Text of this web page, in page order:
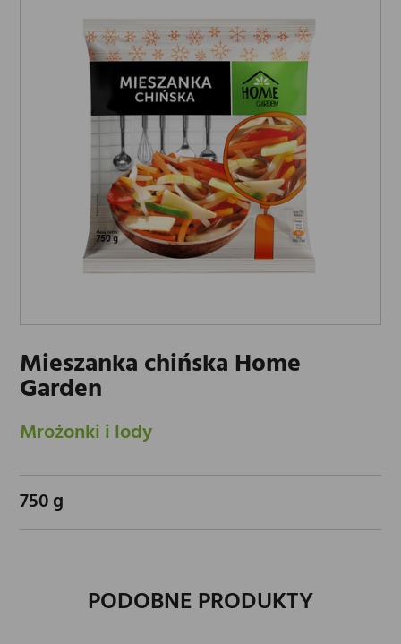
Mieszanka chińska Home
Garden
Mrożonki i lody
750 g
PODOBNE PRODUKTY